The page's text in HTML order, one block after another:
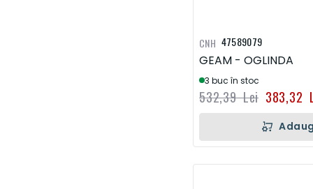
47589079
GEAM - OGLINDA
3 buc în stoc
383,32
532,39 Lei
CNH